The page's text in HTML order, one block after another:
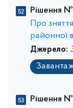
Рішення
Про
районної
Джерело:
Рішення